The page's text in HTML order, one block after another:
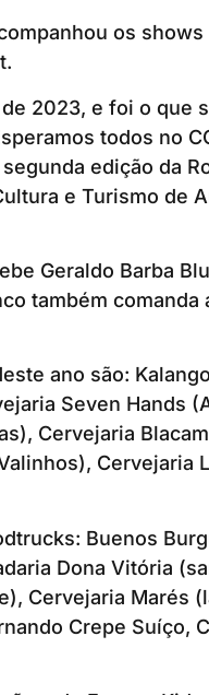
os shows
2023, e foi o que
todos no
edição da
e Turismo de
Geraldo Barba
também
ano são:
Seven Hands
Cervejaria
Cervejaria
Buenos
Dona Vitória
Cervejaria Marés
Crepe Suíço,